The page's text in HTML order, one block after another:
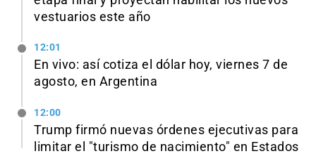
vestuarios este año
12:01
En vivo: así cotiza el dólar hoy, viernes 7 de
agosto, en Argentina
12:00
Trump firmó nuevas órdenes ejecutivas para
limitar el "turismo de nacimiento" en Estados